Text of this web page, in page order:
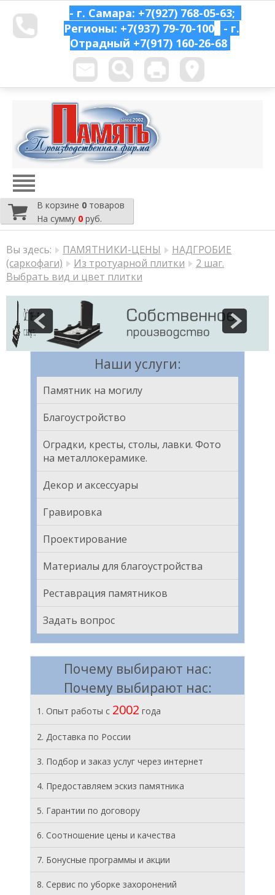
- г. Самара: +7(927) 768-05-63;
Регионы: +7(937) 79-70-100
- г.
Отрадный +7(917) 160-26-68
В корзине 0 товаров
На сумму 0 руб.
Вы здесь: ПАМЯТНИКИ-ЦЕНЫ
НАДГРОБИЕ
(саркофаги)
Из тротуарной плитки
2 шаг.
Выбрать вид и цвет плитки
Наши услуги:
Памятник на могилу
Благоустройство
Оградки, кресты, столы, лавки. Фото
на металлокерамике.
Декор и аксессуары
Гравировка
Проектирование
Материалы для благоустройства
Реставрация памятников
Задать вопрос
Почему выбирают нас:
Почему выбирают нас:
1. Опыт работы с 2002 года
2. Доставка по России
3. Подбор и заказ услуг через интернет
4. Предоставляем эскиз памятника
5. Гарантии по договору
6. Соотношение цены и качества
7. Бонусные программы и акции
8. Cервис по уборке захоронений